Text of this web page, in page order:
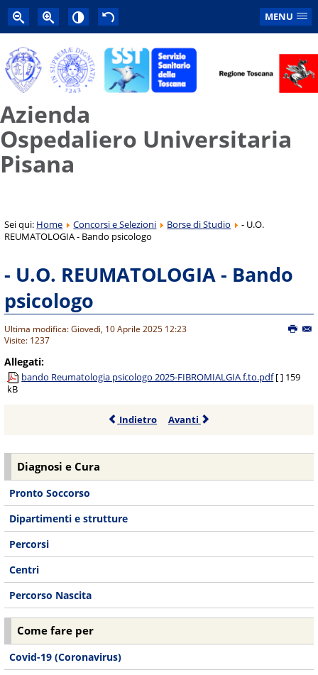
MENU
Azienda
Ospedaliero Universitaria
Pisana
Sei qui: Home Concorsi e Selezioni Borse di Studio
- U.O.
REUMATOLOGIA - Bando psicologo
- U.O. REUMATOLOGIA - Bando
psicologo
Ultima modifica: Giovedì, 10 Aprile 2025 12:23
Visite: 1237
Allegati:
bando Reumatologia psicologo 2025-FIBROMIALGIA f.to.pdf [ ] 159
kB
Indietro Avanti
Diagnosi e Cura
Pronto Soccorso
Dipartimenti e strutture
Percorsi
Centri
Percorso Nascita
Come fare per
Covid-19 (Coronavirus)